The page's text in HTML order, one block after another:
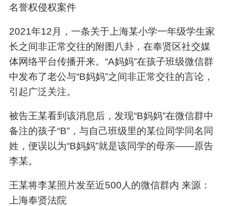
名誉权侵权案件
2021年12月，一条关于上海某小学一年级学生家
长之间非正常交往的附图八卦，在奉贤区社交媒
体网络平台传播开来。“A妈妈”在孩子班级微信群
中发布了老公与“B妈妈”之间非正常交往的言论，
引起广泛关注。
被告王某看到该消息后，发现“B妈妈”在微信群中
备注的孩子“B”，与自己班级里的某位同学同名同
姓，便误以为“B妈妈”就是该同学的母亲——原告
李某。
王某将李某照片发至近500人的微信群内 来源：
上海奉贤法院